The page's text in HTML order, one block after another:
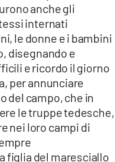
anche gli
internati
le donne e i bambini
disegnando e
e ricordo il giorno
per annunciare
del campo, che in
le truppe tedesche,
nei loro campi di
figlia del maresciallo